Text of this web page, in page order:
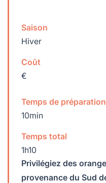
Saison
Hiver
Coût
€
Temps de préparation
10min
Temps total
1h10
Privilégiez des
provenance du Sud